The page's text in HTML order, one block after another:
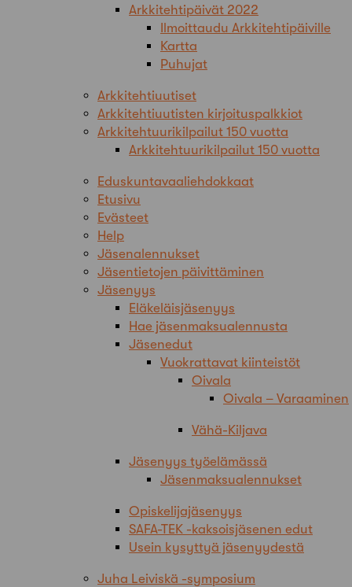
Arkkitehtipäivät 2022
Ilmoittaudu Arkkitehtipäiville
Kartta
Puhujat
Arkkitehtiuutiset
Arkkitehtiuutisten kirjoituspalkkiot
Arkkitehtuurikilpailut 150 vuotta
Arkkitehtuurikilpailut 150 vuotta
Eduskuntavaaliehdokkaat
Etusivu
Evästeet
Help
Jäsenalennukset
Jäsentietojen päivittäminen
Jäsenyys
Eläkeläisjäsenyys
Hae jäsenmaksualennusta
Jäsenedut
Vuokrattavat kiinteistöt
Oivala
Oivala – Varaaminen
Vähä-Kiljava
Jäsenyys työelämässä
Jäsenmaksualennukset
Opiskelijajäsenyys
SAFA-TEK -kaksoisjäsenen edut
Usein kysyttyä jäsenyydestä
Juha Leiviskä -symposium